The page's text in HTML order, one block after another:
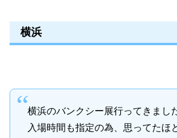
横浜
横浜のバンクシー展行ってきまし
入場時間も指定の為、思ってたほ